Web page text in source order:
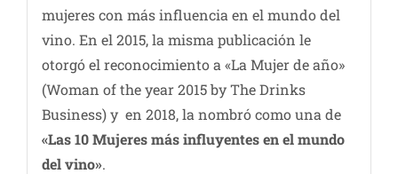
mujeres con más influencia en el mundo del
vino. En el 2015, la misma publicación le
otorgó el reconocimiento a «La Mujer de año»
(Woman of the year 2015 by The Drinks
Business) y en 2018, la nombró como una de
«Las 10 Mujeres más influyentes en el mundo
del vino».